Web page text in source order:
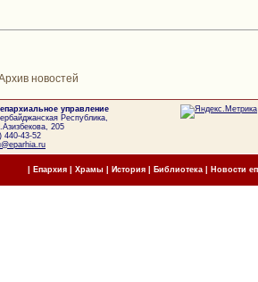
новостей
управление
Республика,
205
440-43-52
Епархия| Храмы История| Библиотека Новости